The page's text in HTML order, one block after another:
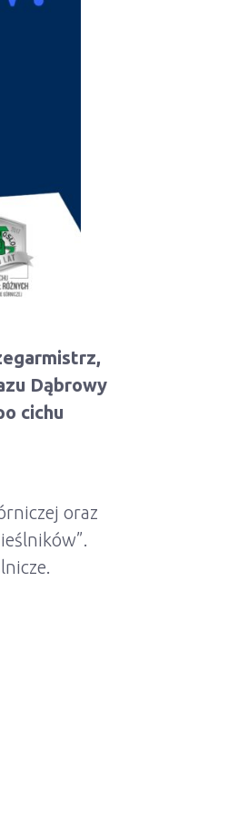
Dąbrowy
cichu
oraz